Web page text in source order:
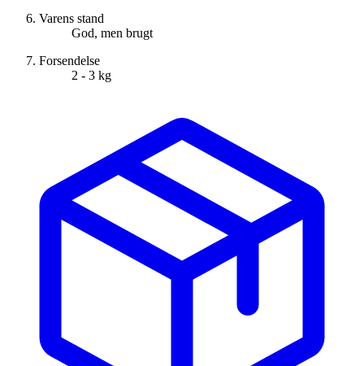
Varens stand
God, men brugt
Forsendelse
2 - 3 kg